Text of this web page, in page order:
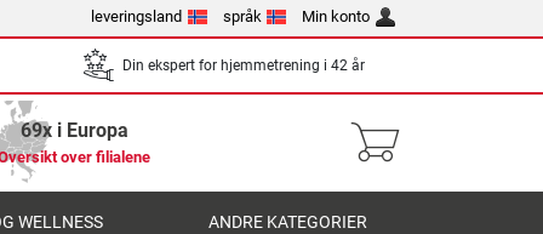
leveringsland språk Min konto
Din ekspert for hjemmetrening i 42 år
69x i Europa
over filialene
WELLNESS ANDRE KATEGORIER